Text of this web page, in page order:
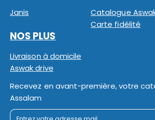
Janis
Catalogue
Carte fidélité
NOS PLUS
Livraison à domicile
Aswak drive
Recevez en avant-première, votre
Assalam